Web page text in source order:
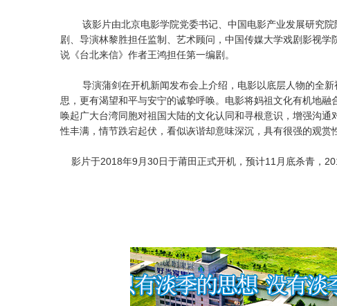
该影片由北京电影学院党委书记、中国电影产业发展研究院
剧、导演林黎胜担任监制、艺术顾问，中国传媒大学戏剧影视
说《台北来信》作者王鸿担任第一编剧。
导演蒲剑在开机新闻发布会上介绍，电影以底层人物的全新
思，更有渴望和平与安宁的诚挚呼唤。电影将妈祖文化有机地
唤起广大台湾同胞对祖国大陆的文化认同和寻根意识，增强沟
性丰满，情节跌宕起伏，看似诙谐却意味深沉，具有很强的观赏
影片于2018年9月30日于莆田正式开机，预计11月底杀青，